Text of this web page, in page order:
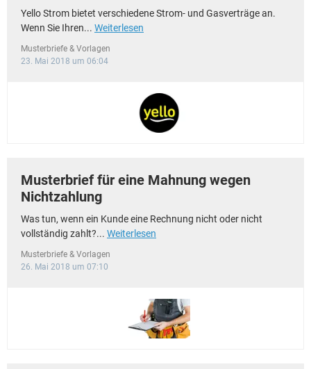
Yello Strom bietet verschiedene Strom- und Gasverträge an.
Wenn Sie Ihren... Weiterlesen
Musterbriefe & Vorlagen
23. Mai 2018 um 06:04
Musterbrief für eine Mahnung wegen
Nichtzahlung
Was tun, wenn ein Kunde eine Rechnung nicht oder nicht
vollständig zahlt?... Weiterlesen
Musterbriefe & Vorlagen
26. Mai 2018 um 07:10